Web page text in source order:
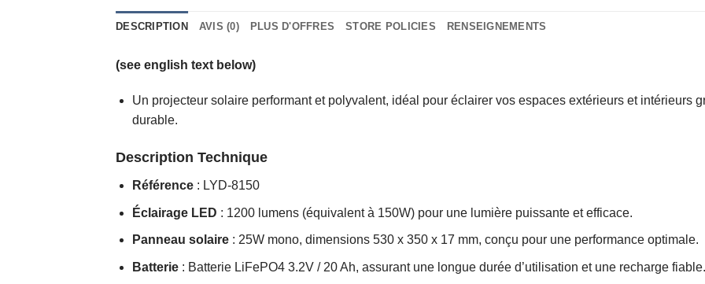
DESCRIPTION AVIS (0) PLUS D'OFFRES STORE POLICIES RENSEIGNEMENTS
(see english text below)
Un projecteur solaire performant et polyvalent, idéal pour éclairer vos espaces extérieurs et intérieurs
durable.
Description Technique
Référence: LYD-8150
Éclairage LED : 1200 lumens (équivalent à 150W) pour une lumière puissante et efficace.
Panneau solaire: 25W mono, dimensions 530 x 350 x 17 mm, conçu pour une performance optimale.
Batterie: Batterie LiFePO4 3.2V / 20 Ah, assurant une longue durée d’utilisation et une recharge fiable.